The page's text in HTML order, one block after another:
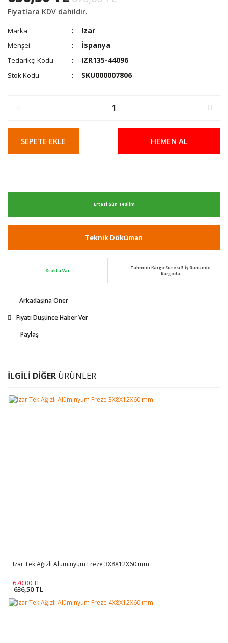
Fiyatlara KDV dahildir.
Marka Izar
Menşei İspanya
Tedarikçi Kodu IZR135-44096
Stok Kodu SKU000007806
SEPETE EKLE HEMEN AL
Ertesi Gün Teslim
Teknik Döküman
Stokta Var
Tahmini Kargo Süresi 3 İş Gününde
Kargoda
Arkadaşına Öner
Fiyatı Düşünce Haber Ver
Paylaş
İLGİLİ DİĞER ÜRÜNLER
Izar Tek Ağızlı Alüminyum Freze 3X8X12X60 mm
670,00 TL
636,50 TL